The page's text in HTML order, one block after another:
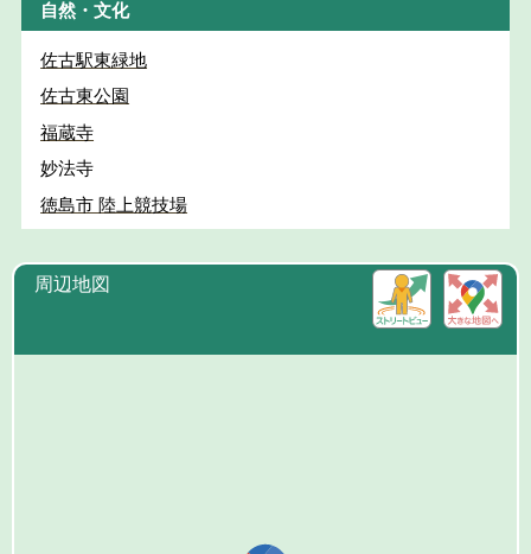
自然・文化
佐古駅東緑地
佐古東公園
福蔵寺
妙法寺
徳島市 陸上競技場
周辺地図